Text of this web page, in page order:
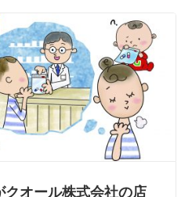
クオール株式会社の店